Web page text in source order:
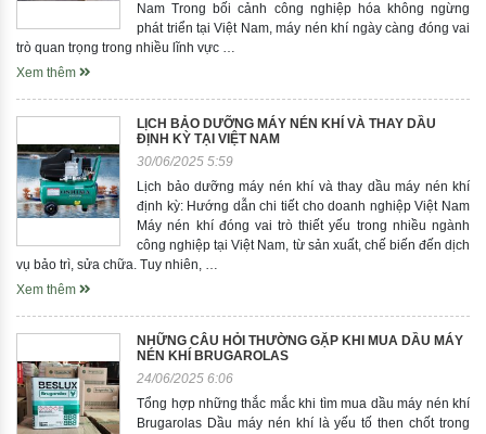
Nam Trong bối cảnh công nghiệp hóa không ngừng
phát triển tại Việt Nam, máy nén khí ngày càng đóng vai
trò quan trọng trong nhiều lĩnh vực …
Xem thêm
LỊCH BẢO DƯỠNG MÁY NÉN KHÍ VÀ THAY DẦU
ĐỊNH KỲ TẠI VIỆT NAM
30/06/2025 5:59
Lịch bảo dưỡng máy nén khí và thay dầu máy nén khí
định kỳ: Hướng dẫn chi tiết cho doanh nghiệp Việt Nam
Máy nén khí đóng vai trò thiết yếu trong nhiều ngành
công nghiệp tại Việt Nam, từ sản xuất, chế biến đến dịch
vụ bảo trì, sửa chữa. Tuy nhiên, …
Xem thêm
NHỮNG CÂU HỎI THƯỜNG GẶP KHI MUA DẦU MÁY
NÉN KHÍ BRUGAROLAS
24/06/2025 6:06
Tổng hợp những thắc mắc khi tìm mua dầu máy nén khí
Brugarolas Dầu máy nén khí là yếu tố then chốt trong